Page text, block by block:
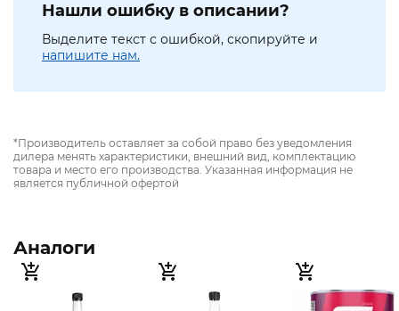
Нашли ошибку в описании?
Выделите текст с ошибкой, скопируйте и
напишите нам.
*Производитель оставляет за собой право без уведомления
дилера менять характеристики, внешний вид, комплектацию
товара и место его производства. Указанная информация не
является публичной офертой
Аналоги